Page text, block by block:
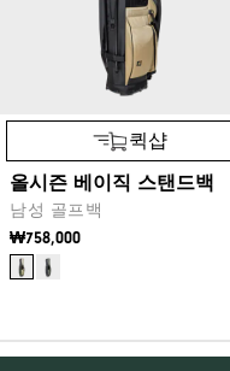
퀵샵
올시즌 베이직 스탠드백
남성 골프백
₩758,000